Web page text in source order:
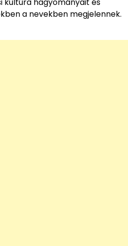
a nevekben megjelennek.